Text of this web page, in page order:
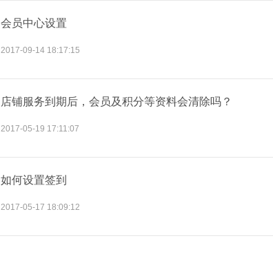
会员中心设置
2017-09-14 18:17:15
店铺服务到期后，会员及积分等资料会清除吗？
2017-05-19 17:11:07
如何设置签到
2017-05-17 18:09:12